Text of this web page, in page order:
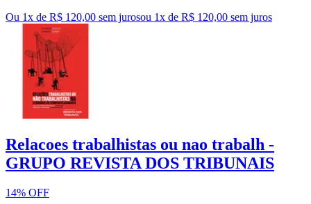
Ou 1x de R$ 120,00 sem jurosou 1x de R$ 120,00 sem juros
Relacoes trabalhistas ou nao trabalh -
GRUPO REVISTA DOS TRIBUNAIS
14% OFF